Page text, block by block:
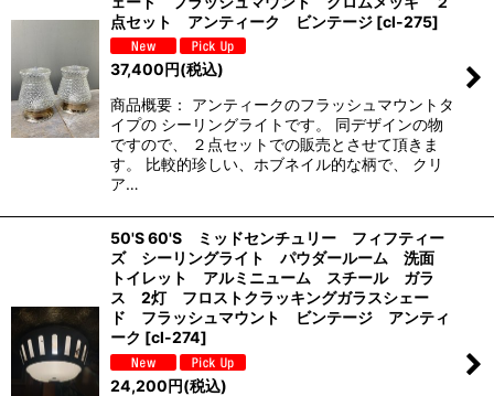
点セット アンティーク ビンテージ [cl-275]
37,400円(税込)
商品概要： アンティークのフラッシュマウントタ
イプの シーリングライトです。 同デザインの物
ですので、 ２点セットでの販売とさせて頂きま
す。 比較的珍しい、ホブネイル的な柄で、 クリ
ア…
50'S 60'S ミッドセンチュリー フィフティー
ズ シーリングライト パウダールーム 洗面
トイレット アルミニューム スチール ガラ
ス 2灯 フロストクラッキングガラスシェー
ド フラッシュマウント ビンテージ アンティ
ーク [cl-274]
24,200円(税込)